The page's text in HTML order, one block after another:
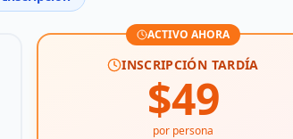
ACTIVO AHORA
INSCRIPCIÓN TARDÍA
$49
por persona